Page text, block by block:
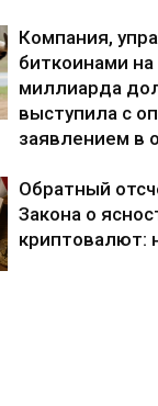
Компания,
биткоинами на
миллиарда
выступила с
заявлением в
Обратный
Закона о
криптовалют: